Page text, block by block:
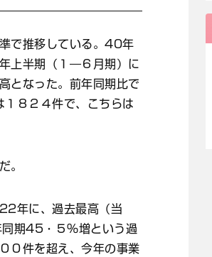
で推移している。40年
上半期（１―６月期）に
となった。前年同期比で
８２４件で、こちらは
。
年に、過去最高（当
期45・５％増という過
０件を超え、今年の事業